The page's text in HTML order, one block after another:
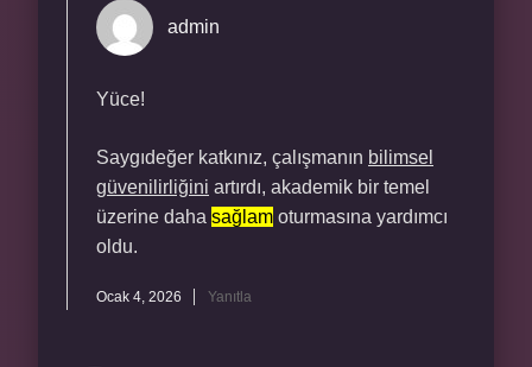
admin
Yüce!
Saygıdeğer katkınız, çalışmanın bilimsel
güvenilirliğini artırdı, akademik bir temel
üzerine daha sağlam oturmasına yardımcı
oldu.
Ocak 4, 2026 Yanıtla